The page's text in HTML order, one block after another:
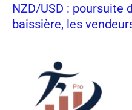
NZD/USD : poursuite
baissière, les